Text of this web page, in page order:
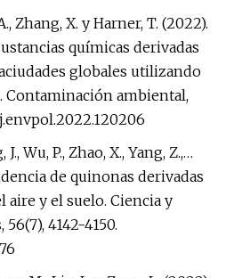
Zhang, X. y Harner, T. (2022).
químicas derivadas
globales utilizando
Contaminación ambiental,
j.envpol.2022.120206
Wu, P., Zhao, X., Yang, Z.,…
de quinonas derivadas
aire y el suelo. Ciencia y
4142-4150.